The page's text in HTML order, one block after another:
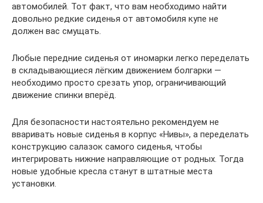
автомобилей. Тот факт, что вам необходимо найти
довольно редкие сиденья от автомобиля купе не
должен вас смущать.
Любые передние сиденья от иномарки легко переделать
в складывающиеся лёгким движением болгарки —
необходимо просто срезать упор, ограничивающий
движение спинки вперёд.
Для безопасности настоятельно рекомендуем не
вваривать новые сиденья в корпус «Нивы», а переделать
конструкцию салазок самого сиденья, чтобы
интегрировать нижние направляющие от родных. Тогда
новые удобные кресла станут в штатные места
установки.